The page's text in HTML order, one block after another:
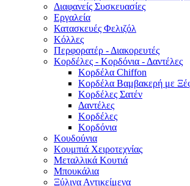
Διαφανείς Συσκευασίες
Εργαλεία
Κατασκευές Φελιζόλ
Κόλλες
Περφορατέρ - Διακορευτές
Κορδέλες - Κορδόνια - Δαντέλες
Κορδέλα Chiffon
Κορδέλα Βαμβακερή με
Κορδέλες Σατέν
Δαντέλες
Κορδέλες
Κορδόνια
Κουδούνια
Κουμπιά Χειροτεχνίας
Μεταλλικά Κουτιά
Μπουκάλια
Ξύλινα Αντικείμενα